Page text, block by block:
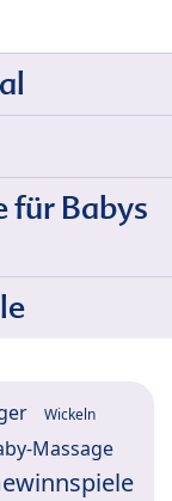
für Babys
Wickeln
Massage